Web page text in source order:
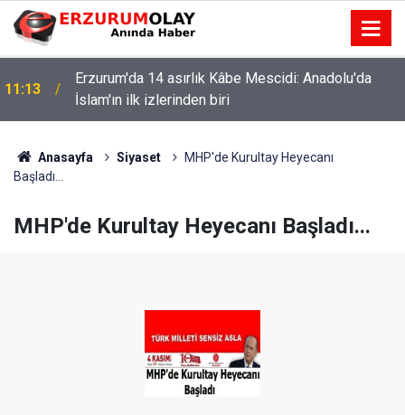
11:13
Erzurum'da 14 asırlık Kâbe Mescidi: Anadolu'da
İslam'ın ilk izlerinden biri
Anasayfa Siyaset
MHP'de Kurultay Heyecanı
Başladı...
MHP'de Kurultay Heyecanı Başladı...